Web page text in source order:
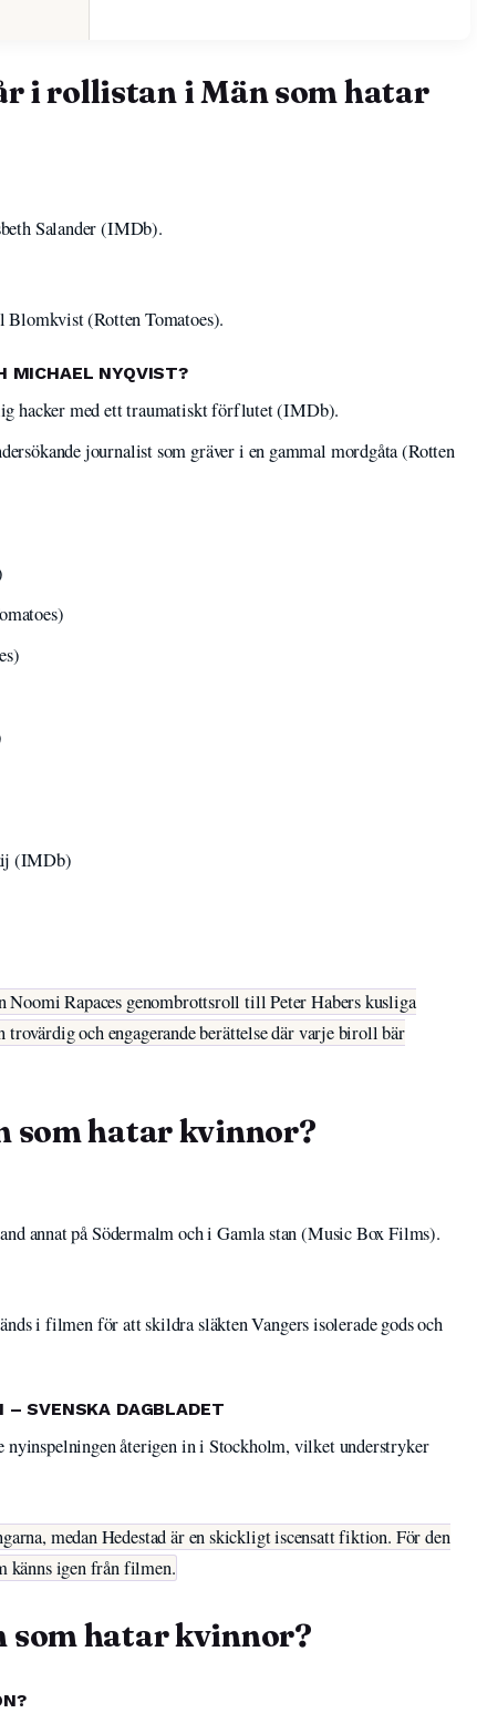
i rollistan i Män som hatar
Salander (IMDb).
(Rotten Tomatoes).
MICHAEL NYQVIST?
hacker med ett traumatiskt förflutet (IMDb).
journalist som gräver i en gammal mordgåta (Rotten
(IMDb)
Noomi Rapaces genombrottsroll till Peter Habers kusliga
och engagerande berättelse där varje biroll bär
som hatar kvinnor?
annat på Södermalm och i Gamla stan (Music Box Films).
i filmen för att skildra släkten Vangers isolerade gods och
– SVENSKA DAGBLADET
nyinspelningen återigen in i Stockholm, vilket understryker
medan Hedestad är en skickligt iscensatt fiktion. För den
känns igen från filmen.
som hatar kvinnor?